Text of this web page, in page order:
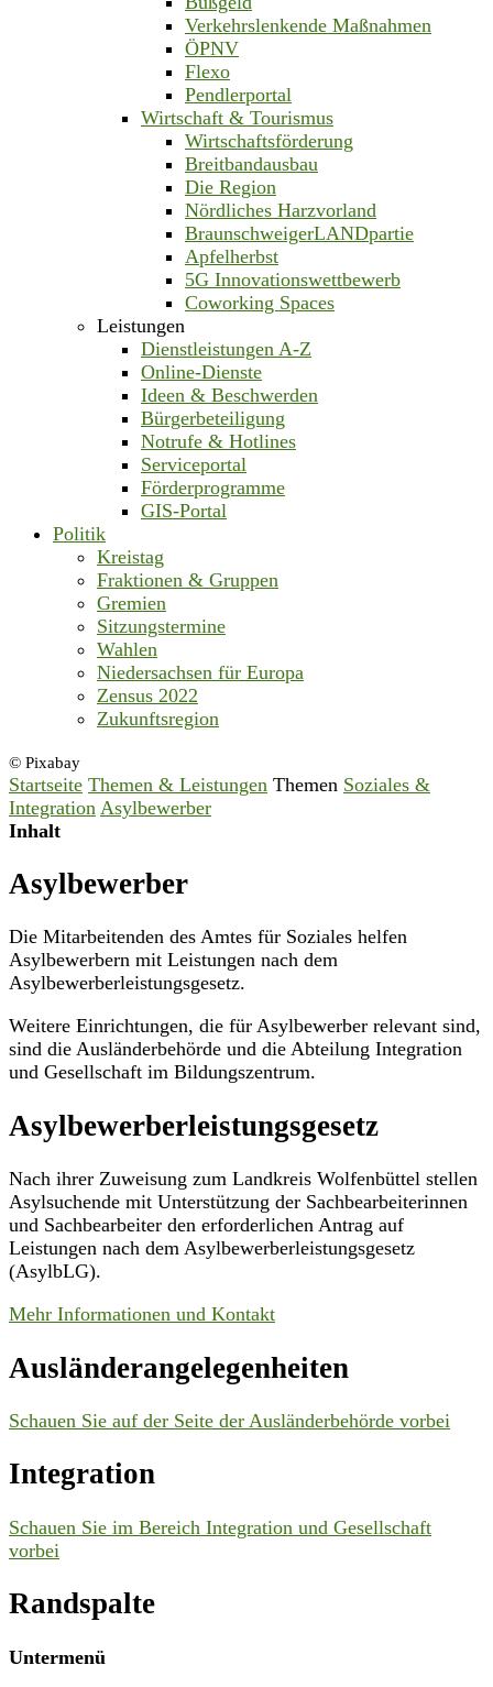
Verkehrslenkende Maßnahmen
ÖPNV
Flexo
Pendlerportal
Wirtschaft & Tourismus
Wirtschaftsförderung
Breitbandausbau
Die Region
Nördliches Harzvorland
BraunschweigerLANDpartie
Apfelherbst
5G Innovationswettbewerb
Coworking Spaces
Leistungen
Dienstleistungen A-Z
Online-Dienste
Ideen & Beschwerden
Bürgerbeteiligung
Notrufe & Hotlines
Serviceportal
Förderprogramme
GIS-Portal
Politik
Kreistag
Fraktionen & Gruppen
Gremien
Sitzungstermine
Wahlen
Niedersachsen für Europa
Zensus 2022
Zukunftsregion
© Pixabay
Startseite Themen & Leistungen Themen Soziales &
Integration Asylbewerber
Inhalt
Asylbewerber
Die Mitarbeitenden des Amtes für Soziales helfen
Asylbewerbern mit Leistungen nach dem
Asylbewerberleistungsgesetz.
Weitere Einrichtungen, die für Asylbewerber relevant sind,
sind die Ausländerbehörde und die Abteilung Integration
und Gesellschaft im Bildungszentrum.
Asylbewerberleistungsgesetz
Nach ihrer Zuweisung zum Landkreis Wolfenbüttel stellen
Asylsuchende mit Unterstützung der Sachbearbeiterinnen
und Sachbearbeiter den erforderlichen Antrag auf
Leistungen nach dem Asylbewerberleistungsgesetz
(AsylbLG).
Mehr Informationen und Kontakt
Ausländerangelegenheiten
Schauen Sie auf der Seite der Ausländerbehörde vorbei
Integration
Schauen Sie im Bereich Integration und Gesellschaft
vorbei
Randspalte
Untermenü